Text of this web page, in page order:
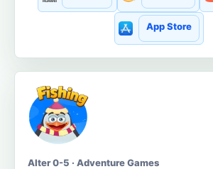
App Store
Alter 0-5 · Adventure Games